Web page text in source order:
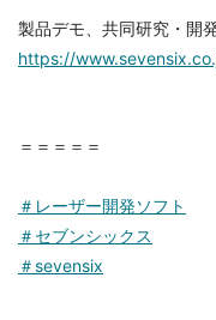
製品デモ、共同研究・開
https://
＝＝＝＝＝
＃レーザー開発ソフト
＃セブンシックス
＃sevensix